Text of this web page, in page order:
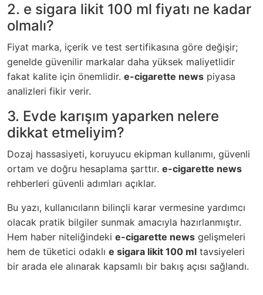
2. e sigara likit 100 ml fiyatı ne kadar
olmalı?
Fiyat marka, içerik ve test sertifikasına göre değişir;
genelde güvenilir markalar daha yüksek maliyetlidir
fakat kalite için önemlidir. e-cigarette news piyasa
analizleri fikir verir.
3. Evde karışım yaparken nelere
dikkat etmeliyim?
Dozaj hassasiyeti, koruyucu ekipman kullanımı, güvenli
ortam ve doğru hesaplama şarttır. e-cigarette news
rehberleri güvenli adımları açıklar.
Bu yazı, kullanıcıların bilinçli karar vermesine yardımcı
olacak pratik bilgiler sunmak amacıyla hazırlanmıştır.
Hem haber niteliğindeki e-cigarette news gelişmeleri
hem de tüketici odaklı e sigara likit 100 ml tavsiyeleri
bir arada ele alınarak kapsamlı bir bakış açısı sağlandı.